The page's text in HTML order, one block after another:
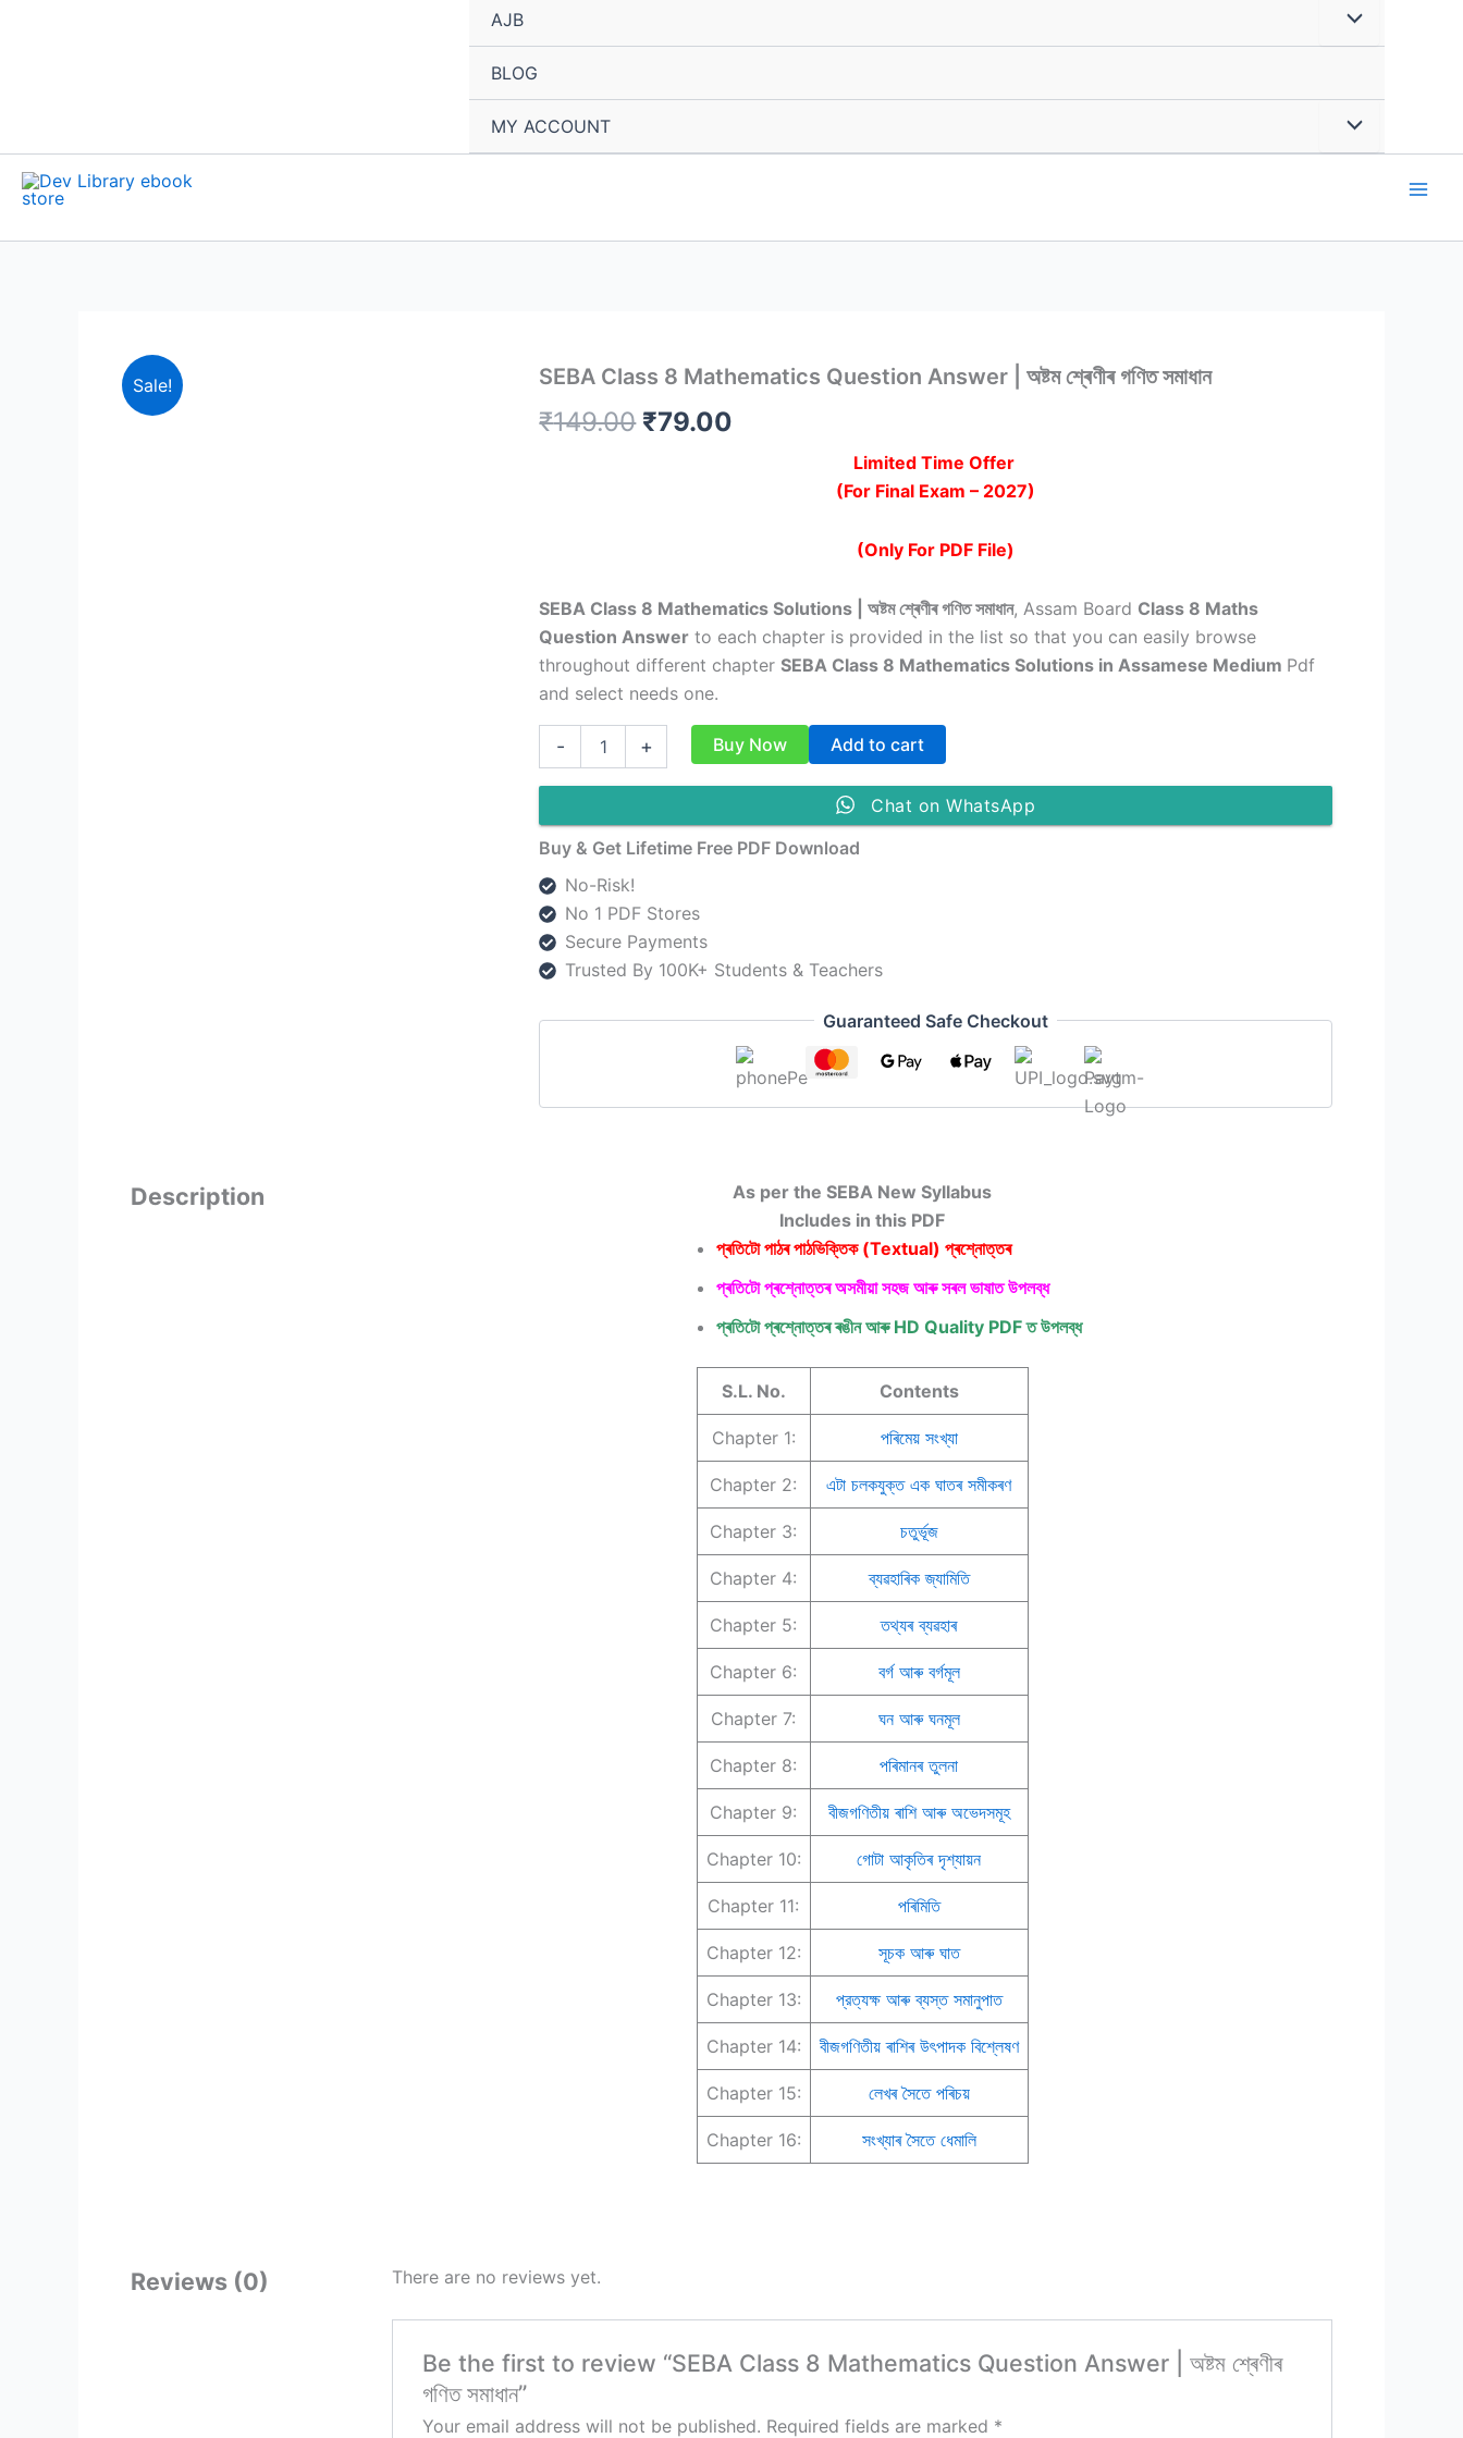
AJB
BLOG
MY ACCOUNT
Sale! SEBA Class 8 Mathematics Question Answer | অষ্টম শ্ৰেণীৰ গণিত সমাধান
₹149.00 Original
₹79.00
Limited Time Offer
(For Final Exam – 2027)
(Only For PDF File)
SEBA Class 8 Mathematics Solutions | অষ্টম শ্ৰেণীৰ গণিত সমাধান, Assam Board Class 8 Maths
Question Answer to each chapter is provided in the list so that you can easily browse
throughout different chapterSEBA Class 8 Mathematics Solutions in Assamese Medium Pdf
and select needs one.
-
Question
Answer
অষ্টম
শ্ৰেণীৰ
গণিত
সমাধান
quantity
+ Buy Now Add to cart
Chat on WhatsApp
Buy & Get Lifetime Free PDF Download
No-Risk!
No 1 PDF Stores
Secure Payments
Trusted By 100K+ Students & Teachers
Guaranteed Safe Checkout
Description
As per the SEBA New Syllabus
Includes in this PDF
প্ৰতিটো পাঠৰ পাঠভিক্তিক (Textual) প্ৰশ্নোত্তৰ
প্ৰতিটো প্ৰশ্নোত্তৰ অসমীয়া সহজ আৰু সৰল ভাষাত উপলব্ধ
প্ৰতিটো প্ৰশ্নোত্তৰ ৰঙীন আৰুHD Quality PDFত উপলব্ধ
S.L. No. Contents
Chapter 1: পৰিমেয় সংখ্যা
Chapter 2: এটা চলকযুক্ত এক ঘাতৰ সমীকৰণ
Chapter 3: চতুৰ্ভূজ
Chapter 4: ব্যৱহাৰিক জ্যামিতি
Chapter 5: তথ্যৰ ব্যৱহাৰ
Chapter 6: বৰ্গ আৰু বৰ্গমূল
Chapter 7: ঘন আৰু ঘনমূল
Chapter 8: পৰিমানৰ তুলনা
Chapter 9: বীজগণিতীয় ৰাশি আৰু অভেদসমূহ
Chapter 10: গোটা আকৃতিৰ দৃশ্যায়ন
Chapter 11: পৰিমিতি
Chapter 12: সূচক আৰু ঘাত
Chapter 13: প্রত্যক্ষ আৰু ব্যস্ত সমানুপাত
Chapter 14: বীজগণিতীয় ৰাশিৰ উৎপাদক বিশ্লেষণ
Chapter 15: লেখৰ সৈতে পৰিচয়
Chapter 16: সংখ্যাৰ সৈতে ধেমালি
Reviews (0) There are no reviews yet.
Be the first to review “SEBA Class 8 Mathematics Question Answer | অষ্টম শ্ৰেণীৰ
গণিত সমাধান”
Your email address will not be published. Required fields are marked *